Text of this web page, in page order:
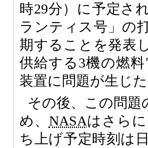
時29分）に予定さ
ランティス号」の
期することを発表
供給する3機の燃
装置に問題が生じ
その後、この問
め、 NASAはさら
ち上げ予定時刻は